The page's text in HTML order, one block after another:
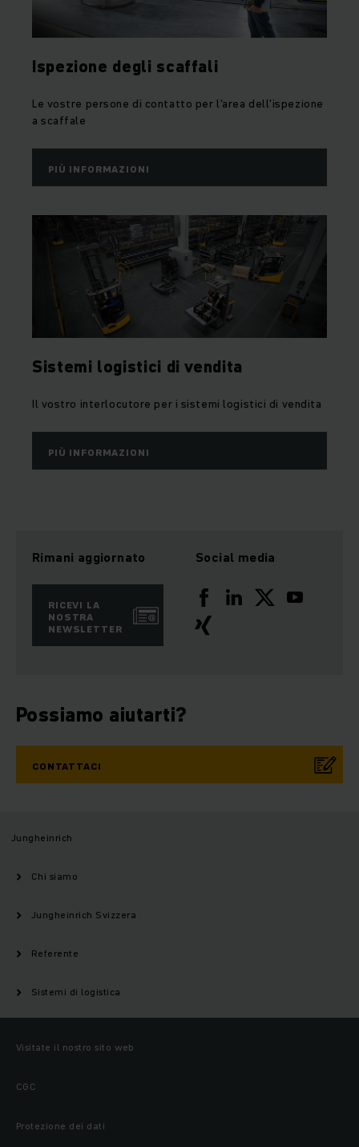
Ispezione degli scaffali
Le vostre persone di contatto per l'area dell'ispezione
a scaffale
PIÙ INFORMAZIONI
Sistemi logistici di vendita
Il vostro interlocutore per i sistemi logistici di vendita
PIÙ INFORMAZIONI
Rimani aggiornato
RICEVI LA
NOSTRA
NEWSLETTER
Social media
Possiamo aiutarti?
CONTATTACI
Jungheinrich
Chi siamo
Jungheinrich Svizzera
Referente
Sistemi di logistica
Visitate il nostro sito web
CGC
Protezione dei dati